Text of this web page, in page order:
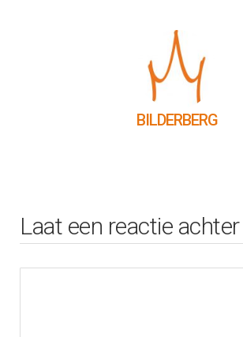
BILDERBERG
Laat een reactie achter